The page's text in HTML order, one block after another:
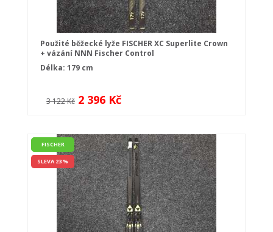
Použité běžecké lyže FISCHER XC Superlite Crown
+ vázání NNN Fischer Control
Délka: 179 cm
3 122 Kč 2 396 Kč
FISCHER
SLEVA 23 %